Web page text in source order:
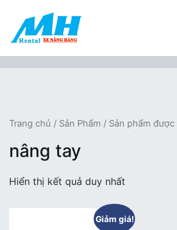
nội
Xe Nâng Hàng MH Rental
Trang chủ / Sản Phẩm / Sản phẩm
nâng tay
Hiển thị kết quả duy nhất
Giảm giá!